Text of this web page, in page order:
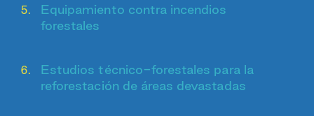
Equipamiento contra incendios
forestales
Estudios técnico-forestales para la
reforestación de áreas devastadas